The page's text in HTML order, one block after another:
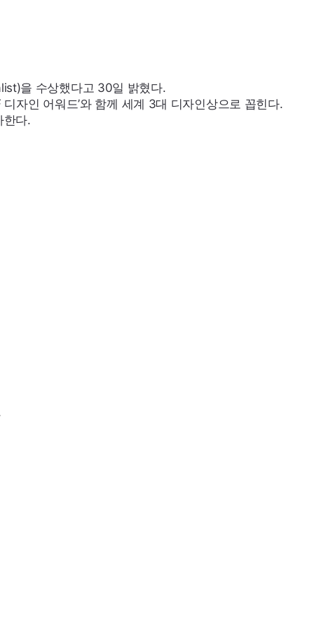
)을 수상했다고 30일 밝혔다.
디자인 어워드’와 함께 세계 3대 디자인상으로 꼽힌다.
한다.